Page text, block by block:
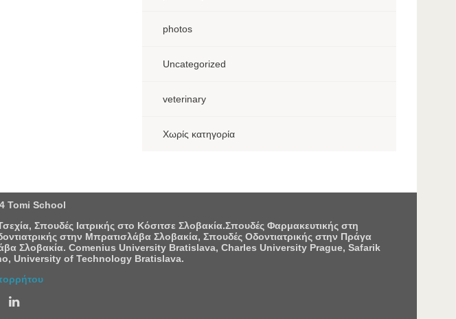
photos
Uncategorized
veterinary
Χωρίς κατηγορία
Tomi School
Σπουδές Ιατρικής στο Κόσιτσε Σλοβακία.Σπουδές Φαρμακευτικής στη
στην Μπρατισλάβα Σλοβακία, Σπουδές Οδοντιατρικής στην Πράγα
Σλοβακία. Comenius University Bratislava, Charles University Prague, Safarik
University of Technology Bratislava.